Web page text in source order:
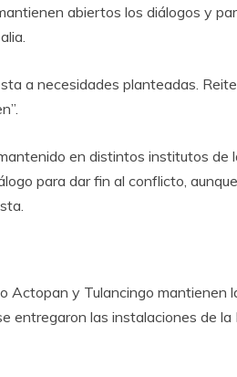
abiertos los diálogos y
a necesidades planteadas.
en distintos institutos de
para dar fin al conflicto,
Actopan y Tulancingo mantienen
entregaron las instalaciones de la